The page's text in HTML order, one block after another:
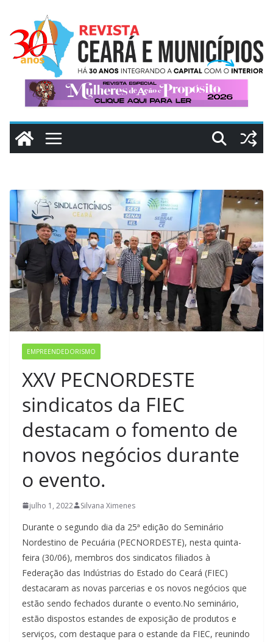
conteúdo
EMPREENDEDORISMO
XXV PECNORDESTE
sindicatos da FIEC
destacam o fomento de
novos negócios durante
o evento.
julho 1, 2022 Silvana Ximenes
Durante o segundo dia da 25ª edição do Seminário
Nordestino de Pecuária (PECNORDESTE), nesta quinta-
feira (30/06), membros dos sindicatos filiados à
Federação das Indústrias do Estado do Ceará (FIEC)
destacaram as novas parcerias e os novos negócios que
estão sendo fechados durante o evento.No seminário,
estão dispostos estandes de exposição de produtos e
serviços, com destaque para o estande da FIEC, reunindo